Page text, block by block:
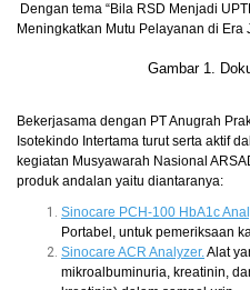
Dengan tema “Bila RSD Menjadi
Meningkatkan Mutu Pelayanan di Era
Gambar 1.
Bekerjasama dengan PT Anugrah
Isotekindo Intertama turut serta aktif
kegiatan Musyawarah Nasional
produk andalan yaitu diantaranya:
Sinocare PCH-100 HbA1c
Portabel, untuk pemeriksaan
Sinocare ACR Analyzer.Alat
mikroalbuminuria, kreatinin,